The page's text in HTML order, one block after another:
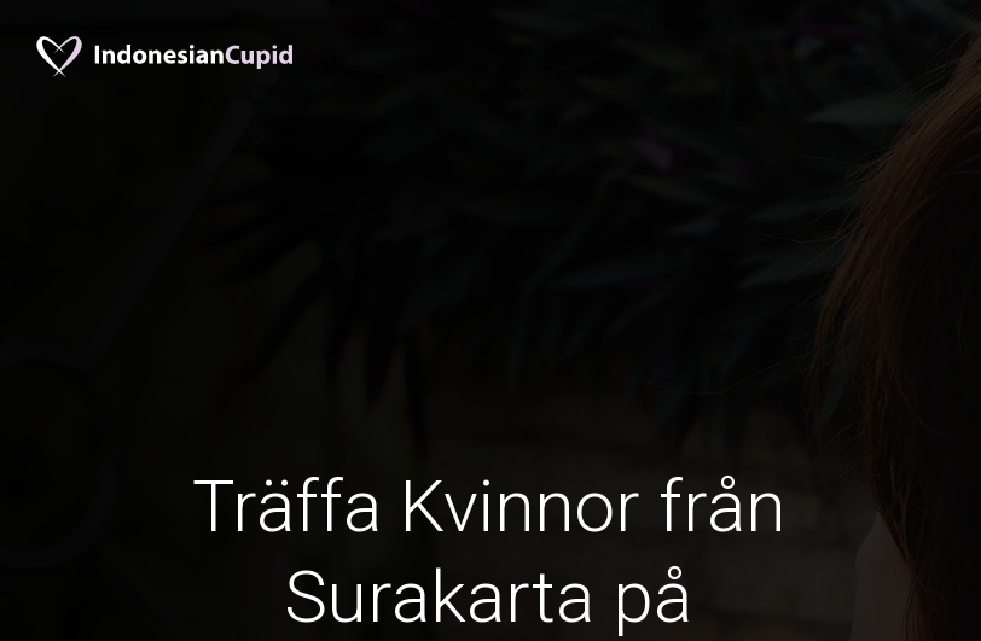
Träffa Kvinnor från
Surakarta på